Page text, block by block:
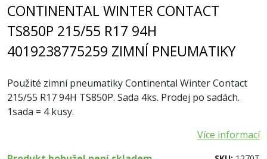
CONTINENTAL WINTER CONTACT
TS850P 215/55 R17 94H
4019238775259 ZIMNÍ PNEUMATIKY
Použité zimní pneumatiky Continental Winter Contact
215/55 R17 94H TS850P. Sada 4ks. Prodej po sadách.
1sada = 4 kusy.
Více informací